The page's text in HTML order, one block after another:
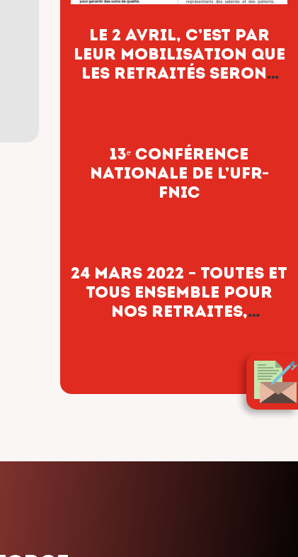
le 2 avril, c’est par
leur mobilisation que
les retraités seront
13ᵉ Conférence
nationale de l’UFR-
FNIC
24 mars 2022 – Toutes et
tous ensemble pour
nos retraites,